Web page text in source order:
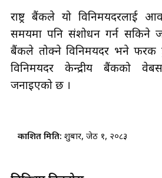
राष्ट्र बैंकले यो विनिमयदरलाई
समयमा पनि संशोधन गर्न सकिने
बैंकले तोक्ने विनिमयदर भने फरक
विनिमयदर केन्द्रीय बैंकको
जनाइएको छ ।
प्रकाशित मिति: शुक्रबार, जेठ १, २०८३